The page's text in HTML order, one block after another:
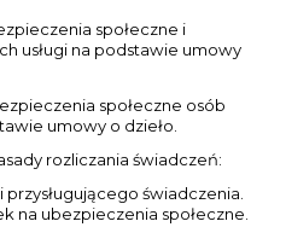
społeczne i
usługi na podstawie umowy
społeczne osób
umowy o dzieło.
rozliczania świadczeń:
świadczenia.
na ubezpieczenia społeczne.